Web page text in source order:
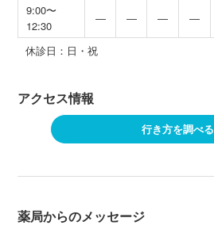
9:00〜
12:30
― ― ― ―
休診日：日・祝
アクセス情報
行き方を調べる
薬局からのメッセージ